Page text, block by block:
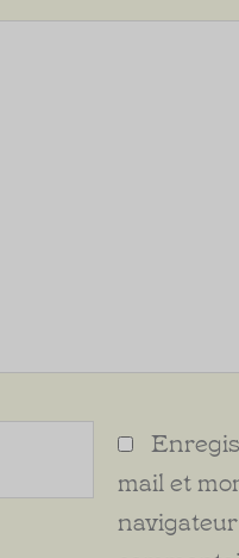
mail et